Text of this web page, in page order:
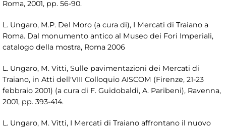
Roma, 2001, pp. 56-90.
L. Ungaro, M.P. Del Moro (a cura di), I Mercati di Traiano a
Roma. Dal monumento antico al Museo dei Fori Imperiali,
catalogo della mostra, Roma 2006
L. Ungaro, M. Vitti, Sulle pavimentazioni dei Mercati di
Traiano, in Atti dell'VIII Colloquio AISCOM (Firenze, 21-23
febbraio 2001) (a cura di F. Guidobaldi, A. Paribeni), Ravenna,
2001, pp. 393-414.
L. Ungaro, M. Vitti, I Mercati di Traiano affrontano il nuovo